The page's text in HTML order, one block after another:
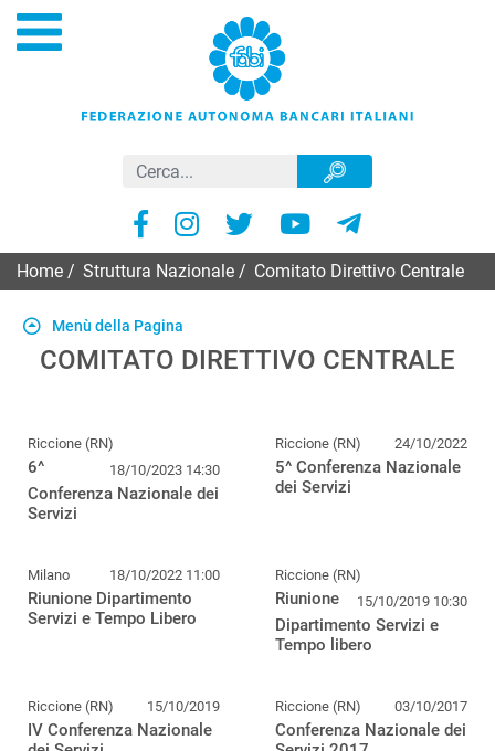
Home Struttura Nazionale Comitato Direttivo Centrale
Menù della Pagina
COMITATO DIRETTIVO CENTRALE
Riccione (RN)
18/10/2023 14:30
6^
Conferenza Nazionale dei
Servizi
Riccione (RN) 24/10/2022
5^ Conferenza Nazionale
dei Servizi
Milano 18/10/2022 11:00
Riunione Dipartimento
Servizi e Tempo Libero
Riccione (RN)
15/10/2019 10:30
Riunione
Dipartimento Servizi e
Tempo libero
Riccione (RN) 15/10/2019
IV Conferenza Nazionale
Riccione (RN) 03/10/2017
Conferenza Nazionale dei